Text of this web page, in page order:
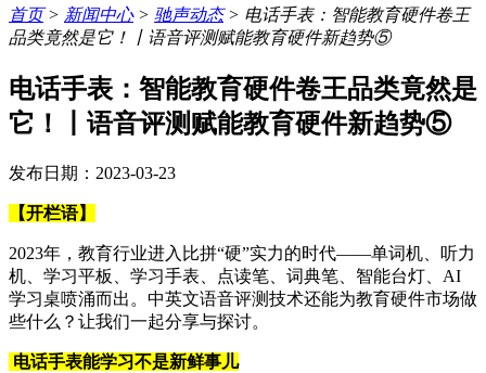
首页> 新闻中心> 驰声动态> 电话手表：智能教育硬件卷王
品类竟然是它！丨语音评测赋能教育硬件新趋势⑤
电话手表：智能教育硬件卷王品类竟然是
它！丨语音评测赋能教育硬件新趋势⑤
发布日期：2023-03-23
【开栏语】
2023年，教育行业进入比拼“硬”实力的时代——单词机、听力
机、学习平板、学习手表、点读笔、词典笔、智能台灯、AI
学习桌喷涌而出。中英文语音评测技术还能为教育硬件市场做
些什么？让我们一起分享与探讨。
电话手表能学习不是新鲜事儿